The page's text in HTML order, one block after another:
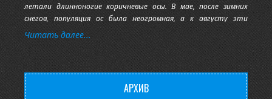
летали длинноногие коричневые осы. В мае, после зимних
снегов, популяция ос была неогромная, а к августу эти
насекомые успели расплодиться. В их отвратительных
гнёздах развелось полным-полно личинок, которые требовали
на свой прокорм плоти разных зверушек. За два месяца
пребывания на
Читать далее...
АРХИВ